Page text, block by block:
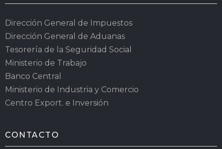
Dirección General de Impuestos
Dirección General de Aduanas
Tesorería de la Seguridad Social
Ministerio de Trabajo
Banco Central
Ministerio de Industria y Comercio
Centro Export. e Inversión
CONTACTO